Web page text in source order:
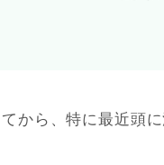
から、特に最近頭